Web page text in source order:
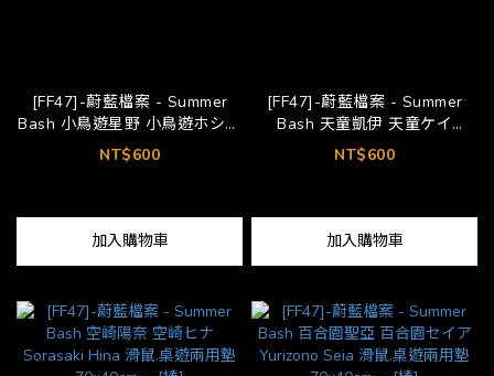
[FF47]-蔚藍檔案 - Summer
Bash 小鳥遊星野 小鳥遊ホシノ
Takanashi Hoshino 滑鼠.桌遊
兩用墊 70x40cm---[椿]
NT$600
加入購物車
[FF47]-蔚藍檔案 - Summer
Bash 天童凱伊 天童ケイ
Tendo Kei 滑鼠.桌遊兩用墊
70x40cm---[椿]
NT$600
加入購物車